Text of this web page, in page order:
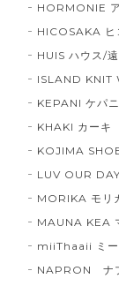
HORMONIE
HICOSAKA ヒ
HUIS ハウス/
ISLAND KNIT
KEPANI ケパニ
KHAKI カーキ
KOJIMA
LUV OUR
MORIKA モリ
MAUNA KEA
miiThaaii ミー
NAPRON ナ